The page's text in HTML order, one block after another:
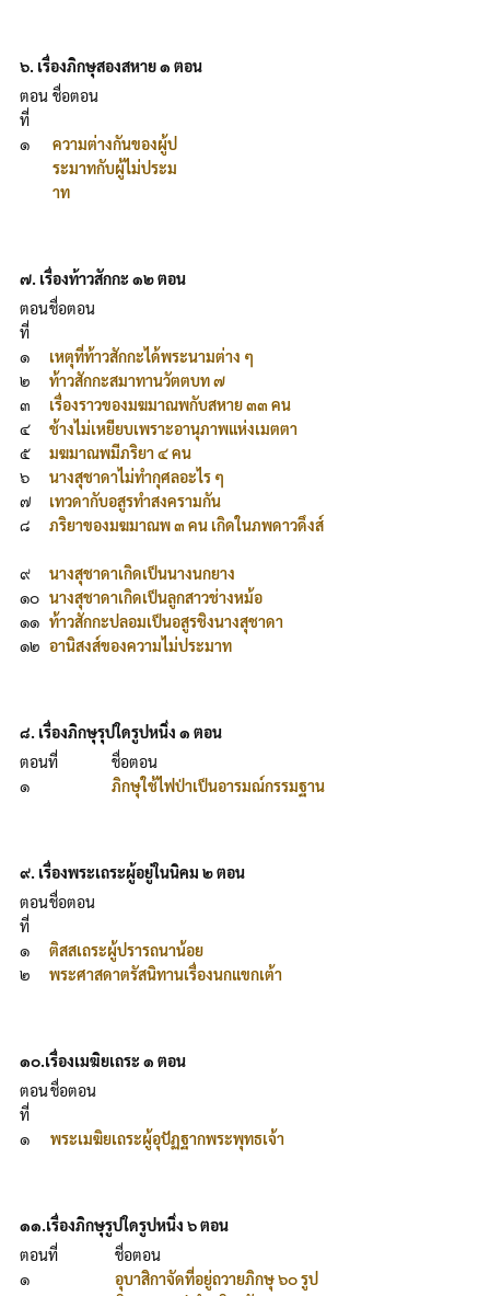
๖. เรื่องภิกษุสองสหาย ๑ ตอน
ตอน
ที่
ชื่อตอน
๑
ความต่างกันของผู้ป
ระมาทกับผู้ไม่ประม
าท
๗. เรื่องท้าวสักกะ ๑๒ ตอน
ตอน
ที่
ชื่อตอน
๑
เหตุที่ท้าวสักกะได้พระนามต่าง ๆ
๒
ท้าวสักกะสมาทานวัตตบท ๗
๓
เรื่องราวของมฆมาณพกับสหาย ๓๓ คน
๔
ช้างไม่เหยียบเพราะอานุภาพแห่งเมตตา
๕
มฆมาณพมีภริยา ๔ คน
๖
นางสุชาดาไม่ทำกุศลอะไร ๆ
๗
เทวดากับอสูรทำสงครามกัน
๘
ภริยาของมฆมาณพ ๓ คน เกิดในภพดาวดึงส์
๙
นางสุชาดาเกิดเป็นนางนกยาง
๑๐ นางสุชาดาเกิดเป็นลูกสาวช่างหม้อ
๑๑ ท้าวสักกะปลอมเป็นอสูรชิงนางสุชาดา
๑๒ อานิสงส์ของความไม่ประมาท
๘. เรื่องภิกษุรุปใดรูปหนึ่ง ๑ ตอน
ตอนที่
ชื่อตอน
๑
ภิกษุใช้ไฟป่าเป็นอารมณ์กรรมฐาน
๙. เรื่องพระเถระผู้อยู่ในนิคม ๒ ตอน
ตอน
ที่
ชื่อตอน
๑
ติสสเถระผู้ปรารถนาน้อย
๒
พระศาสดาตรัสนิทานเรื่องนกแขกเต้า
๑๐.เรื่องเมฆิยเถระ ๑ ตอน
ตอน
ที่
ชื่อตอน
๑ พระเมฆิยเถระผู้อุปัฏฐากพระพุทธเจ้า
๑๑.เรื่องภิกษุรูปใดรูปหนึ่ง ๖ ตอน
ตอนที่
ชื่อตอน
๑
อุบาสิกาจัดที่อยู่ถวายภิกษุ ๖๐ รูป